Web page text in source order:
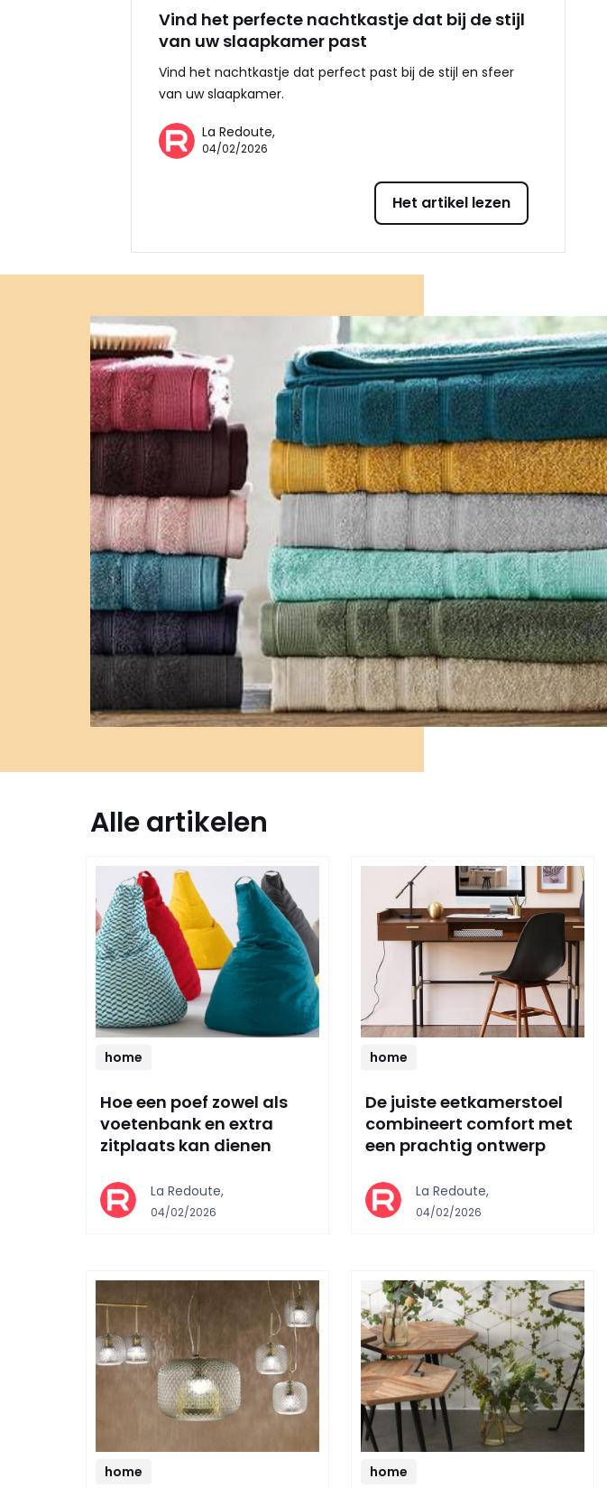
Vind het perfecte nachtkastje dat bij de stijl
van uw slaapkamer past
Vind het nachtkastje dat perfect past bij de stijl en sfeer
van uw slaapkamer.
La Redoute,
04/02/2026
Het artikel lezen
Alle artikelen
home
Hoe een poef zowel als
voetenbank en extra
zitplaats kan dienen
La Redoute,
04/02/2026
home
De juiste eetkamerstoel
combineert comfort met
een prachtig ontwerp
La Redoute,
04/02/2026
home home